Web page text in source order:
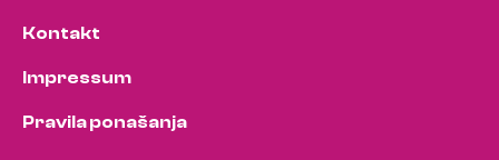
Kontakt
Impressum
Pravila ponašanja